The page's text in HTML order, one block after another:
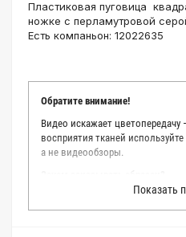
Пластиковая пуговица
ножке с перламутровой
Есть компаньон: 12022635
Обратите внимание!
Видео искажает цветопередачу
восприятия тканей
а не видеообзоры.
Мы делаем все возможное,
ткани из нашего каталога. Мы
Показать